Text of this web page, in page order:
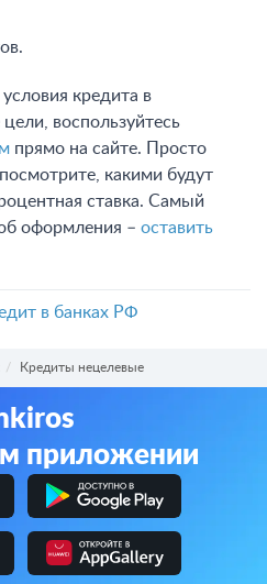
.
кредита в
воспользуйтесь
прямо на сайте. Просто
какими будут
ставка. Самый
оформления – оставить
в банках РФ
Кредиты нецелевые
в мобильном приложении